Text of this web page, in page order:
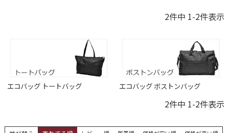
2件中 1-2件表示
エコバッグ トートバッグ エコバッグ ボストンバッグ
2件中 1-2件表示